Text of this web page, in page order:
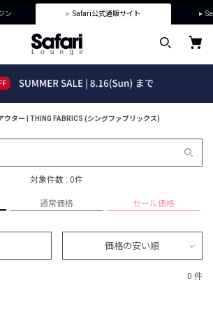
ン Safari公式通販サイト
ウター | THING FABRICS (シングファブリックス)
対象件数 : 0件
通常価格 セール価格
価格の安い順
0 件